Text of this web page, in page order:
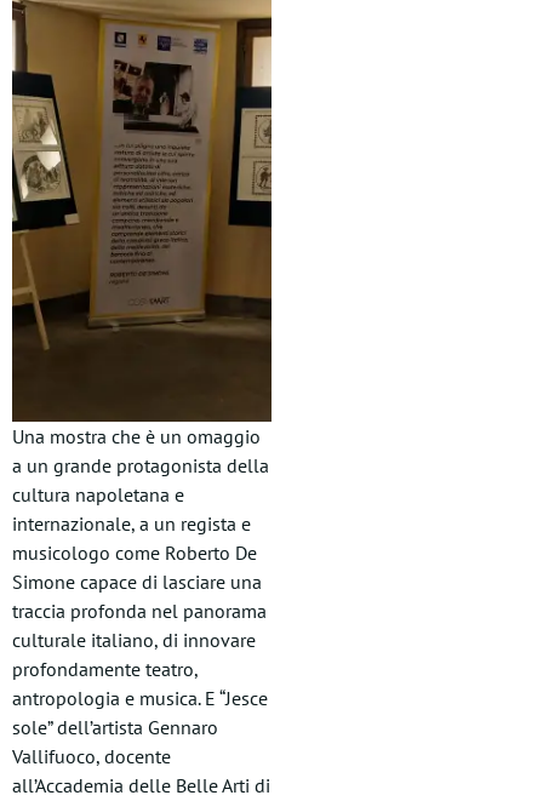
Una mostra che è un omaggio
a un grande protagonista della
cultura napoletana e
internazionale, a un regista e
musicologo come Roberto De
Simone capace di lasciare una
traccia profonda nel panorama
culturale italiano, di innovare
profondamente teatro,
antropologia e musica. E “Jesce
sole” dell’artista Gennaro
Vallifuoco, docente
all’Accademia delle Belle Arti di